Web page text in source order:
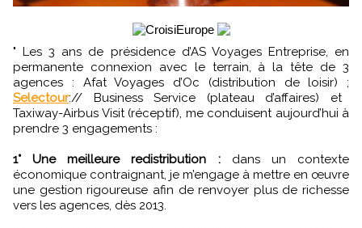
" Les 3 ans de présidence d’AS Voyages Entreprise, en
permanente connexion avec le terrain, à la tête de 3
agences : Afat Voyages d’Oc (distribution de loisir) ;
Selectour:// Business Service (plateau d’affaires) et
Taxiway-Airbus Visit (réceptif), me conduisent aujourd’hui à
prendre 3 engagements :
1° Une meilleure redistribution :dans un contexte
économique contraignant, je m’engage à mettre en œuvre
une gestion rigoureuse afin de renvoyer plus de richesse
vers les agences, dès 2013.